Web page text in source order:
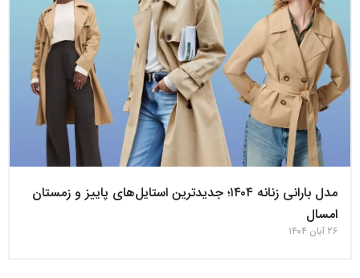
مدل بارانی زنانه ۱۴۰۴؛ جدیدترین استایل‌های پاییز و زمستان
امسال
۲۶ آبان ۱۴۰۴